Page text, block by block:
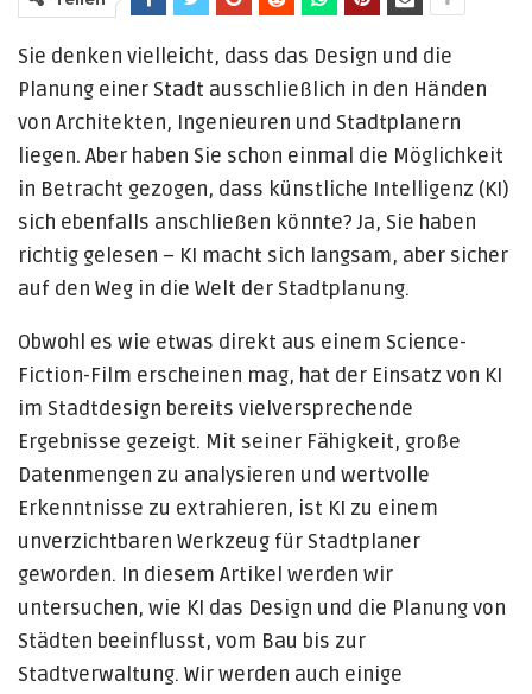
Sie denken vielleicht, dass das Design und die
Planung einer Stadt ausschließlich in den Händen
von Architekten, Ingenieuren und Stadtplanern
liegen. Aber haben Sie schon einmal die Möglichkeit
in Betracht gezogen, dass künstliche Intelligenz (KI)
sich ebenfalls anschließen könnte? Ja, Sie haben
richtig gelesen – KI macht sich langsam, aber sicher
auf den Weg in die Welt der Stadtplanung.
Obwohl es wie etwas direkt aus einem Science-
Fiction-Film erscheinen mag, hat der Einsatz von KI
im Stadtdesign bereits vielversprechende
Ergebnisse gezeigt. Mit seiner Fähigkeit, große
Datenmengen zu analysieren und wertvolle
Erkenntnisse zu extrahieren, ist KI zu einem
unverzichtbaren Werkzeug für Stadtplaner
geworden. In diesem Artikel werden wir
untersuchen, wie KI das Design und die Planung von
Städten beeinflusst, vom Bau bis zur
Stadtverwaltung. Wir werden auch einige